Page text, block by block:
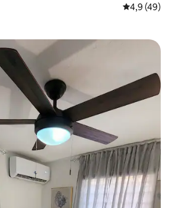
4,9 ud af 5 i
4,9 (49)